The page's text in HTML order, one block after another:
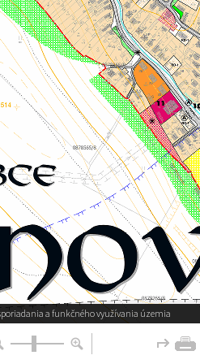
a funkčného využívania územia